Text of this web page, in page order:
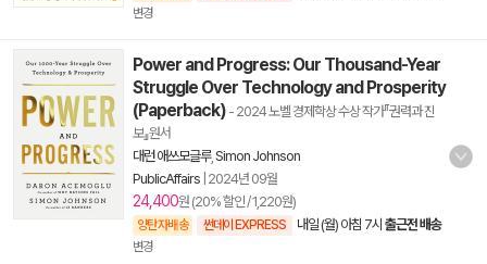
변경
Power and Progress: Our Thousand-Year
Struggle Over Technology and Prosperity
(Paperback) - 2024 노벨 경제학상 수상 작가『권력과 진
보』원서
대런 애쓰모글루, Simon Johnson
PublicAffairs 2024년 09월
24,400원 (20% 할인 / 1,220원)
양탄자배송 썬데이 EXPRESS 내일 (월) 아침 7시 출근전 배송
변경